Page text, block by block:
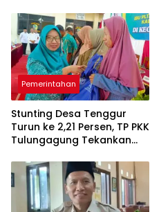
Pemerintahan
Stunting Desa Tenggur
Turun ke 2,21 Persen, TP PKK
Tulungagung Tekankan
Berkelanjutan